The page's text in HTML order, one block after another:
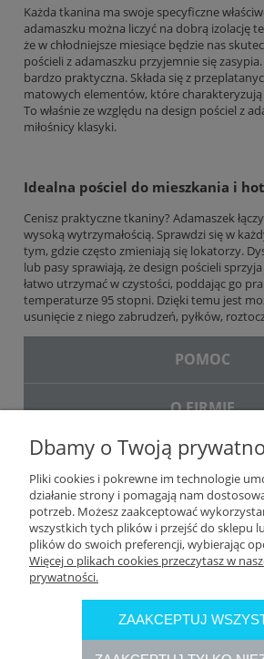
Każda tkanina ma swoje specyficzne
adamaszku można liczyć na dobrą izolację
że w chłodniejsze miesiące będzie nas
pościeli z adamaszku przyjemnie się zasypia.
bardzo praktyczna. Składa się z
matowych elementów, które
To właśnie ze względu na design pościel z
miłośnicy klasyki.
Idealna pościel do mieszkania i
Cenisz praktyczne tkaniny? Adamaszek
wysoką wytrzymałością. Sprawdzi się w
tym, gdzie często zmieniają się lokatorzy.
lub pasy sprawiają, że design pościeli
łatwo utrzymać w czystości, poddając go
temperaturze 95 stopni. Dzięki temu jest
usunięcie z niego zabrudzeń, pyłków,
POMOC
O FIRMIE
DOSTAWA
Dbamy o Twoją
Pliki cookies i pokrewne im technologie
działanie strony i pomagają nam
potrzeb. Możesz zaakceptować
wszystkich tych plików i przejść do sklepu
plików do swoich preferencji, wybierając
Więcej o plikach cookies przeczytasz w
prywatności.
ZAAKCEPTUJ